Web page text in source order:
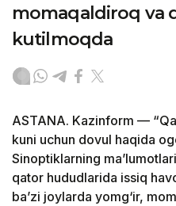
momaqaldiroq va
kutilmoqda
ASTANA. Kazinform —
kuni uchun dovul haqida
Sinoptiklarning
qator hududlarida issiq
ba’zi joylarda yomg‘ir,